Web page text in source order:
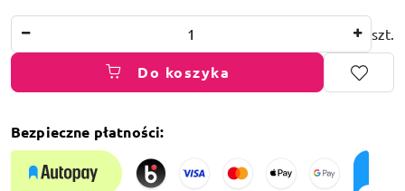
szt.
Do koszyka
Bezpieczne płatności: